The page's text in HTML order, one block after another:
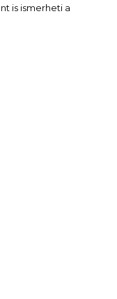
is ismerheti a